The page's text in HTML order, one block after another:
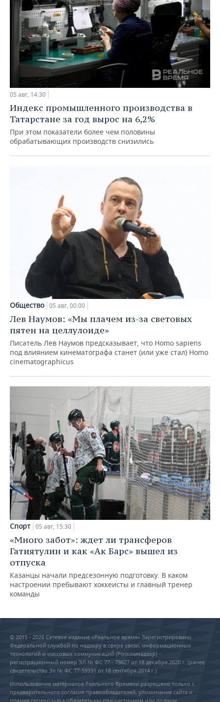
05 авг, 14:30
Индекс промышленного производства в
Татарстане за год вырос на 6,2%
При этом показатели более чем половины
обрабатывающих производств снизились
Общество 05 авг, 00:00
Лев Наумов: «Мы плачем из-за световых
пятен на целлулоиде»
Писатель Лев Наумов предсказывает, что Homo sapiens
под влиянием кинематографа станет (или уже стал) Homo
cinematographicus
Спорт 05 авг, 15:30
«Много забот»: ждет ли трансферов
Гатиятулин и как «Ак Барс» вышел из
отпуска
Казанцы начали предсезонную подготовку. В каком
настроении пребывают хоккеисты и главный тренер
команды
© 2015 - 2026 Сетевое издание «Реальное время» Зарегистрировано
Федеральной службой по надзору в сфере связи, информационных
технологий и массовых коммуникаций (Роскомнадзор) –
регистрационный номер ЭЛ № ФС 77 - 79627 от 18 декабря 2020 г. (ранее
свидетельство Эл № ФС 77-59331 от 18 сентября 2014 г.)
Использование материалов Реального Времени разрешено только с
предварительного согласия правообладателей, упоминание сайта и
прямая гиперссылка обязательны при частичном или полном